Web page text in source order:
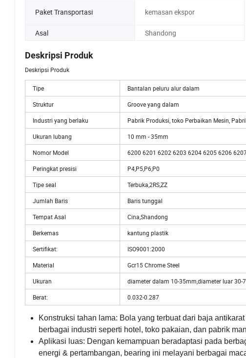
Paket Transportasi kemasan ekspor
Asal
Shandong
Deskripsi Produk
Deskripsi Produk
Tipe Bantalan peluru alur dalam
Struktur Groove yang dalam
Industri yang berlaku Pabrik Produksi, toko Perbaikan Mesin,
Ukuran lubang 10 mm - 35mm
Nomor Model 6200 6201 6202 6203 6204 6205 6206
Peringkat presisi P4,P5,P6,P0
Tipe seal Terbuka,2RS,ZZ
Jumlah Baris Baris tunggal
Tempat Asal Cina,Shandong
Berkemas kantung plastik
Sertifikat: ISO9001:2000
Material Gcr15 Chrome Steel
Ukuran diameter dalam 10-35mm,diameter luar 30-
Berat: 0.032-0.287
Konstruksi tahan lama: Bola yang terbuat dari baja
berbagai industri seperti hotel, toko pakaian, dan pabrik
Aplikasi luas: Dengan kemampuan beradaptasi pada
energi & pertambangan, bearing ini melayani berbagai